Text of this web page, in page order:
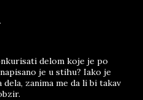
delom koje je po
je u stihu? Iako je
zanima me da li bi takav